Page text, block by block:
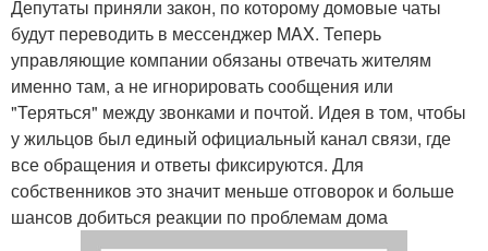
Депутаты приняли закон, по которому домовые чаты
будут переводить в мессенджер MAX. Теперь
управляющие компании обязаны отвечать жителям
именно там, а не игнорировать сообщения или
"Теряться" между звонками и почтой. Идея в том, чтобы
у жильцов был единый официальный канал связи, где
все обращения и ответы фиксируются. Для
собственников это значит меньше отговорок и больше
шансов добиться реакции по проблемам дома